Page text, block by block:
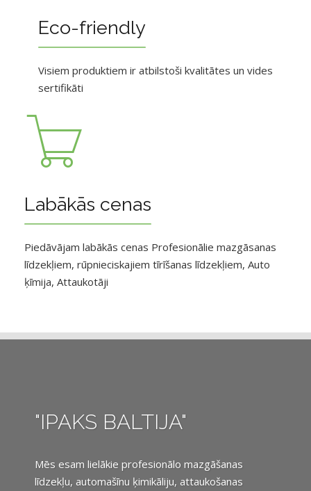
Eco-friendly
Visiem produktiem ir atbilstoši kvalitātes un vides
sertifikāti
Labākās cenas
Piedāvājam labākās cenas Profesionālie mazgāsanas
līdzekļiem, rūpnieciskajiem tīrīšanas līdzekļiem, Auto
ķīmija, Attaukotāji
"IPAKS BALTIJA"
Mēs esam lielākie profesionālo mazgāšanas
līdzekļu, automašīnu ķimikāliju, attaukošanas